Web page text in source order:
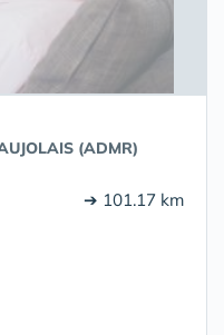
(ADMR)
➔ 101.17 km